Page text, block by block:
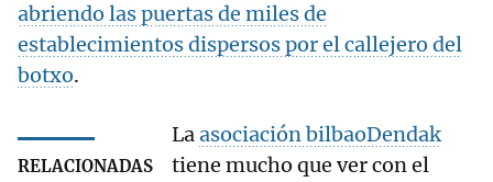
abriendo las puertas de miles de
establecimientos dispersos por el callejero del
botxo.
RELACIONADAS
Laasociación bilbaoDendak
tiene mucho que ver con el